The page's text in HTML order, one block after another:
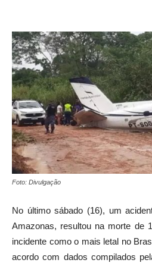
Foto: Divulgação
No último sábado (16), um
Amazonas, resultou na morte de
incidente como o mais letal no
acordo com dados compilados